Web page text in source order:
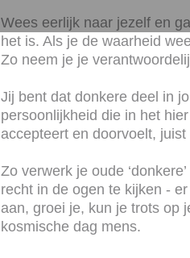
Wees eerlijk naar jezelf en
het is. Als je de waarheid
Zo neem je je
Jij bent dat donkere deel in
persoonlijkheid die in het
accepteert en doorvoelt,
Zo verwerk je oude
recht in de ogen te kijken -
aan, groei je, kun je trots op
kosmische dag mens.